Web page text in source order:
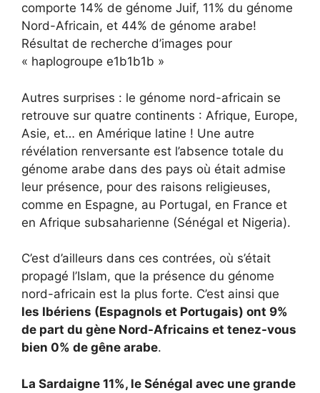
comporte 14% de génome Juif, 11% du génome
Nord-Africain, et 44% de génome arabe!
Résultat de recherche d’images pour
« haplogroupe e1b1b1b »
Autres surprises : le génome nord-africain se
retrouve sur quatre continents : Afrique, Europe,
Asie, et… en Amérique latine ! Une autre
révélation renversante est l’absence totale du
génome arabe dans des pays où était admise
leur présence, pour des raisons religieuses,
comme en Espagne, au Portugal, en France et
en Afrique subsaharienne (Sénégal et Nigeria).
C’est d’ailleurs dans ces contrées, où s’était
propagé l’Islam, que la présence du génome
nord-africain est la plus forte. C’est ainsi que
les Ibériens (Espagnols et Portugais) ont 9%
de part du gène Nord-Africains et tenez-vous
bien 0% de gêne arabe.
La Sardaigne 11%, le Sénégal avec une grande